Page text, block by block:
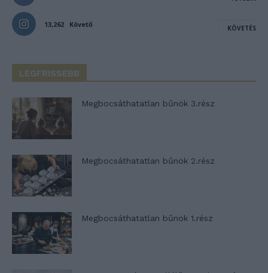
13,262 Követő KÖVETÉS
LEGFRISSEBB
Megbocsáthatatlan bűnök 3.rész
Megbocsáthatatlan bűnök 2.rész
Megbocsáthatatlan bűnök 1.rész